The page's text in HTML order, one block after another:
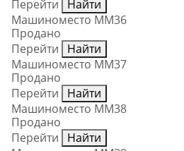
Перейти
Найти
Машиноместо ММ36
Продано
Перейти
Найти
Машиноместо ММ37
Продано
Перейти
Найти
Машиноместо ММ38
Продано
Перейти
Найти